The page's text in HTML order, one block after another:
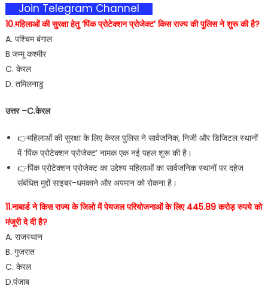
Join Telegram Channel
10.महिलाओं की सुरक्षा हेतु ‘पिंक प्रोटेक्शन प्रोजेक्ट’ किस राज्य की पुलिस ने शुरू की है?
A. पश्चिम बंगाल
B.जम्मू कश्मीर
C. केरल
D. तमिलनाडु
उत्तर –C.केरल
👉महिलाओं की सुरक्षा के लिए केरल पुलिस ने सार्वजनिक, निजी और डिजिटल स्थानों
में ‘पिंक प्रोटेक्शन प्रोजेक्ट’ नामक एक नई पहल शुरू की है।
👉पिंक प्रोटेक्शन प्रोजेक्ट का उद्देश्य महिलाओं का सार्वजनिक स्थानों पर दहेज
संबंधित मुद्दों साइबर-धमकाने और अपमान को रोकना है।
11.नाबार्ड ने किस राज्य के जिलो में पेयजल परियोजनाओं के लिए 445.89 करोड़ रुपये को
मंजूरी दे दी है?
A. राजस्थान
B. गुजरात
C. केरल
D.पंजाब